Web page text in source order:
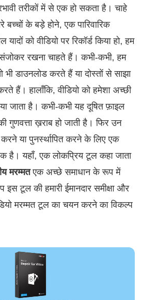
तरीकों में से एक हो सकता है। चाहे
बच्चों के बड़े होने, एक पारिवारिक
को वीडियो पर रिकॉर्ड किया हो, हम
रखना चाहते हैं। कभी-कभी, हम
भी डाउनलोड करते हैं या दोस्तों से साझा
हैं। हालाँकि, वीडियो को हमेशा अच्छी
जाता है। कभी-कभी यह दूषित फ़ाइल
गुणवत्ता ख़राब हो जाती है। फिर उन
करने या पुनर्स्थापित करने के लिए एक
है। यहाँ, एक लोकप्रिय टूल कहा जाता
मरम्मतएक अच्छे समाधान के रूप में
इस टूल की हमारी ईमानदार समीक्षा और
मरम्मत टूल का चयन करने का विकल्प